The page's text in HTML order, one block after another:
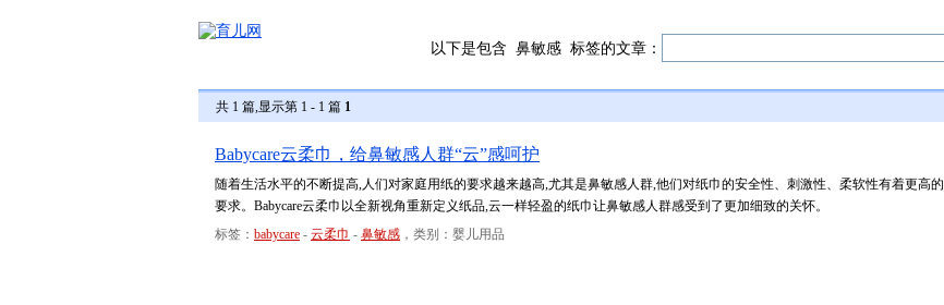
以下是包含 鼻敏感 标签的文章：
共 1 篇,显示第 1 - 1 篇 1
Babycare云柔巾，给鼻敏感人群“云”感呵护
随着生活水平的不断提高,人们对家庭用纸的要求越来越高,尤其是鼻敏感人群,他们对纸巾的安全性、刺激性、柔软性有着更高的
要求。Babycare云柔巾以全新视角重新定义纸品,云一样轻盈的纸巾让鼻敏感人群感受到了更加细致的关怀。
标签： babycare - 云柔巾 - 鼻敏感 ，类别：婴儿用品